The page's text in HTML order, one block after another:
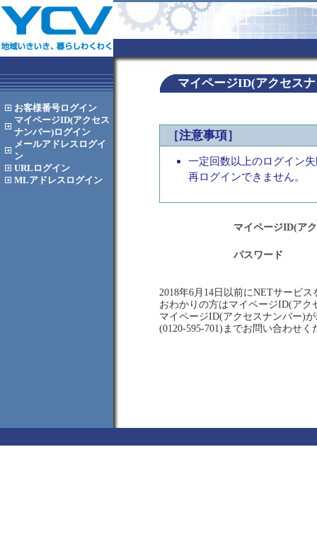
お客様番号ログイン
マイページID(アクセス
ナンバー)ログイン
メールアドレス ログイ
ン
URL ログイン
MLアドレス ログイン
マイページID(アクセス
［注意事項］
一定回数以上のログイン
再ログインできません。
マイページID(ア
パスワード
2018年6月14日以前にNETサービ
おわかりの方はマイページID(ア
マイページID(アクセスナンバー)
(0120-595-701)までお問い合わせく